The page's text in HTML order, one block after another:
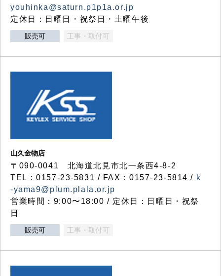
youhinka@saturn.p1p1a.or.jp
定休日：日曜日・祝祭日・土曜午後
販売可 工事・取付可
山久金物店
〒090-0041 北海道北見市北一条西4-8-2
TEL：0157-23-5831 / FAX：0157-23-5814 / k
-yama9@plum.plala.or.jp
営業時間：9:00〜18:00 / 定休日：日曜日・祝祭
日
販売可 工事・取付可